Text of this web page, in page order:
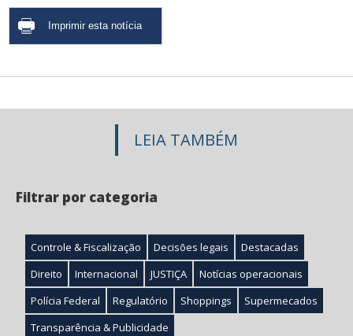
LEIA TAMBÉM
Filtrar por categoria
Controle & Fiscalização Decisões legais
Destacadas
Direito
Internacional JUSTIÇA
Notícias operacionais
Polícia Federal
Regulatório Shoppings
Supermecados
Transparência & Publicidade